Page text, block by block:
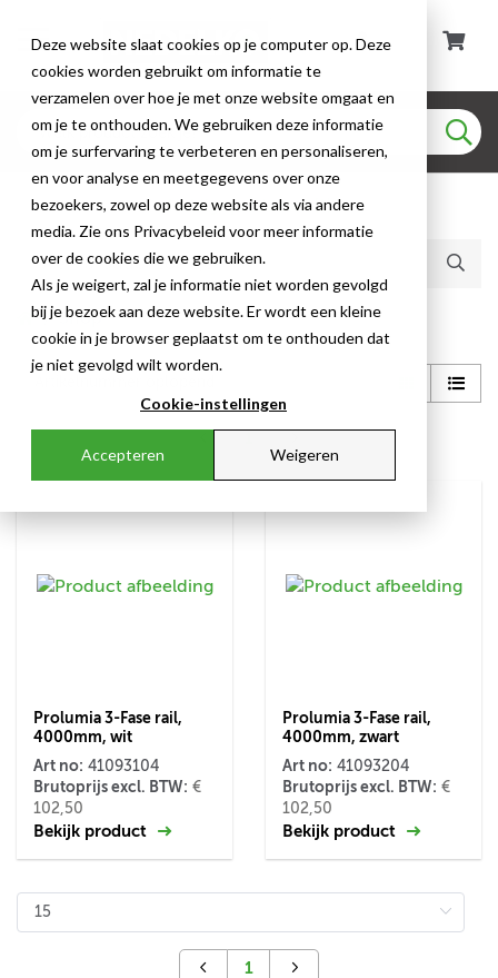
Deze website slaat cookies op je computer op. Deze
cookies worden gebruikt om informatie te
verzamelen over hoe je met onze website omgaat en
om je te onthouden. We gebruiken deze informatie
om je surfervaring te verbeteren en personaliseren,
en voor analyse en meetgegevens over onze
bezoekers, zowel op deze website als via andere
media. Zie ons Privacybeleid voor meer informatie
over de cookies die we gebruiken.
Als je weigert, zal je informatie niet worden gevolgd
bij je bezoek aan deze website. Er wordt een kleine
cookie in je browser geplaatst om te onthouden dat
je niet gevolgd wilt worden.
Cookie-instellingen
Accepteren Weigeren
Huidige producten (2)
Shop
Prolumia 3-Fase rail,
4000mm, wit
Art no: 41093104
Brutoprijs excl. BTW: €
102,50
Bekijk product
Prolumia 3-Fase rail,
4000mm, zwart
Art no: 41093204
Brutoprijs excl. BTW: €
102,50
Bekijk product
1